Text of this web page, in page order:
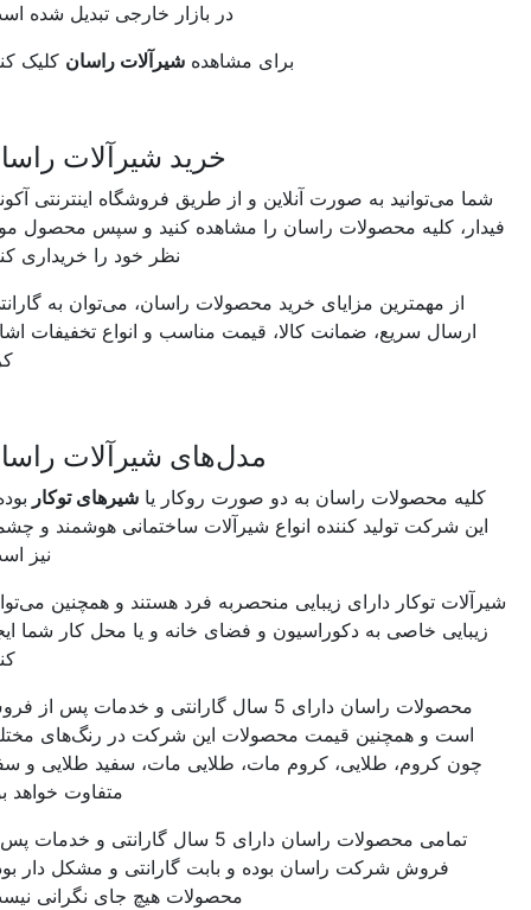
در بازار خارجی تبدیل شده است.
برای مشاهدهشیرآلات راسانکلیک کنید.
خرید شیرآلات راسان
شما می‌توانید به صورت آنلاین و از طریق فروشگاه اینترنتی آکونیل
کلیه محصولات راسان را مشاهده کنید و سپس محصول مورد
نظر خود را خریداری کنید.
از مهمترین مزایای خرید محصولات راسان، می‌توان به گارانتی،
ارسال سریع، ضمانت کالا، قیمت مناسب و انواع تخفیفات اشاره
مدل‌های شیرآلات راسان
کلیه محصولات راسان به دو صورت روکار یاشیر‌های توکاربوده و
این شرکت تولید کننده انواع شیرآلات ساختمانی هوشمند و چشمی
نیز است.
توکار دارای زیبایی منحصربه فرد هستند و همچنین می‌توانند
زیبایی خاصی به دکوراسیون و فضای خانه و یا محل کار شما ایجاد
محصولات راسان دارای 5 سال گارانتی و خدمات پس از فروش
است و همچنین قیمت محصولات این شرکت‌ در رنگ‌های مختلف
چون کروم، طلایی، کروم مات، طلایی مات، سفید طلایی و سفید
متفاوت خواهد بود.
تمامی محصولات راسان دارای 5 سال گارانتی و خدمات پس از
فروش شرکت راسان بوده و بابت گارانتی و مشکل دار بودن
محصولات هیچ جای نگرانی نیست.